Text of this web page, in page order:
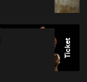
Ticket